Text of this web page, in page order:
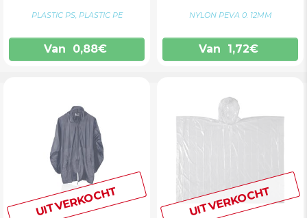
PLASTIC PS, PLASTIC PE
Van 0,88€
NYLON PEVA 0. 12MM
Van 1,72€
UITVERKOCHT UITVERKOCHT